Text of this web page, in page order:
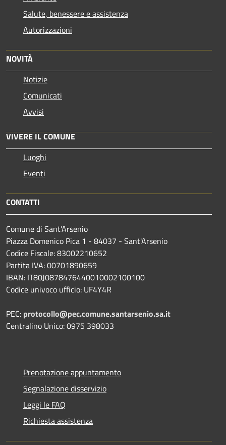
Salute, benessere e assistenza
Autorizzazioni
NOVITÀ
Notizie
Comunicati
Avvisi
VIVERE IL COMUNE
Luoghi
Eventi
CONTATTI
Comune di Sant'Arsenio
Piazza Domenico Pica 1 - 84037 - Sant'Arsenio
Codice Fiscale: 83002210652
Partita IVA: 00701890659
IBAN: IT80J0878476440010002100100
Codice univoco ufficio: UF4Y4R
PEC: protocollo@pec.comune.santarsenio.sa.it
Centralino Unico: 0975 398033
Prenotazione appuntamento
Segnalazione disservizio
Leggi le FAQ
Richiesta assistenza